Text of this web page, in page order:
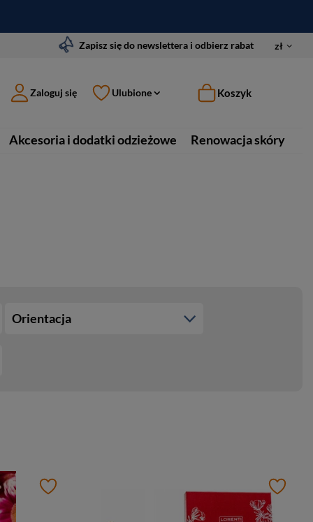
Zapisz się do newslettera i odbierz rabat zł
Zaloguj się Ulubione Koszyk
Akcesoria i dodatki odzieżowe
Renowacja skóry
Orientacja